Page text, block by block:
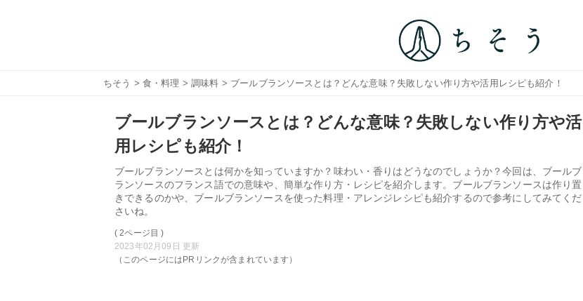
ちそう > 食・料理 >調味料 > ブールブランソースとは？どんな意味？失敗しない作り方や活用レシピも紹介！
ブールブランソースとは？どんな意味？失敗しない作り方や活
用レシピも紹介！
ブールブランソースとは何かを知っていますか？味わい・香りはどうなのでしょうか？今回は、ブールブ
ランソースのフランス語での意味や、簡単な作り方・レシピを紹介します。ブールブランソースは作り置
きできるのかや、ブールブランソースを使った料理・アレンジレシピも紹介するので参考にしてみてくだ
さいね。
( 2ページ目 )
2023年02月09日 更新
（このページにはPRリンクが含まれています）